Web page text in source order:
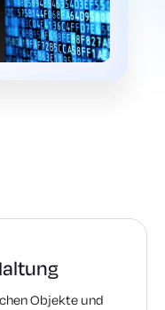
Objekte und